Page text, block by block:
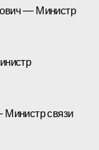
— Министр
связи